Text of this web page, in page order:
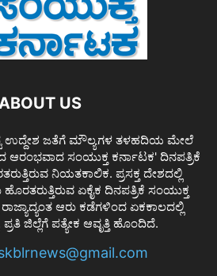
ABOUT US
ಉದ್ದೇಶ ಜತೆಗೆ ಮೌಲ್ಯಗಳ ತಳಹದಿಯ ಮೇಲೆ
ಆರಂಭವಾದ ಸಂಯುಕ್ತ ಕರ್ನಾಟಕ' ದಿನಪತ್ರಿಕೆ
ನಿಯತಕಾಲಿಕ. ಪ್ರಸಕ್ತ ದೇಶದಲ್ಲಿ
ಏಕೈಕ ದಿನಪತ್ರಿಕೆ ಸಂಯುಕ್ತ
ರಾಜ್ಯಾದ್ಯಂತ ಆರು ಕಡೆಗಳಿಂದ ಏಕಕಾಲದಲ್ಲಿ
ಪ್ರತಿ ಜಿಲ್ಲೆಗೆ ಪತ್ಯೇಕ ಆವೃತ್ತಿ ಹೊಂದಿದೆ.